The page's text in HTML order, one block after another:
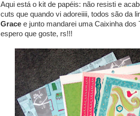
Aqui está o kit de papéis: não resisti e
cuts que quando vi adoreiiii, todos são da
Grace e junto mandarei uma Caixinha dos
espero que goste, rs!!!